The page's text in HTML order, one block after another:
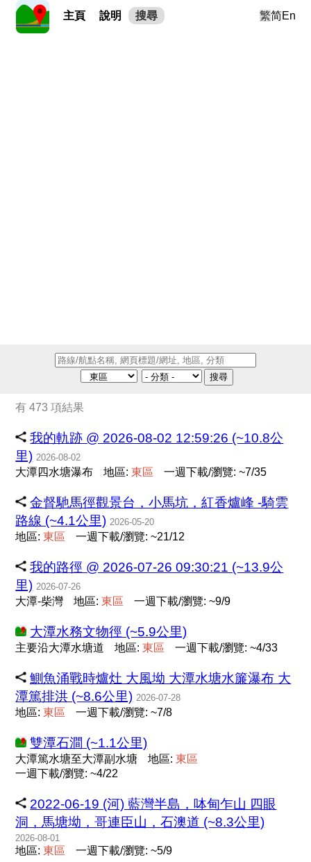
主頁 說明 搜尋 繁简En
搜尋
有 473 項結果
我的軌跡 @ 2026-08-02 12:59:26 (~10.8公
里) 2026-08-02
大潭四水塘瀑布 地區:東區 一週下載/瀏覽: ~7/35
金督馳馬徑觀景台，小馬坑，紅香爐峰 -騎雲
路線 (~4.1公里) 2026-05-20
地區:東區 一週下載/瀏覽: ~21/12
我的路徑 @ 2026-07-26 09:30:21 (~13.9公
里) 2026-07-26
大潭-柴灣 地區:東區 一週下載/瀏覽: ~9/9
大潭水務文物徑 (~5.9公里)
主要沿大潭水塘道 地區:東區 一週下載/瀏覽: ~4/33
鰂魚涌戰時爐灶 大風坳 大潭水塘水簾瀑布 大
潭篤排洪 (~8.6公里) 2026-07-28
地區:東區 一週下載/瀏覽: ~7/8
雙潭石澗 (~1.1公里)
大潭篤水塘至大潭副水塘 地區:東區
一週下載/瀏覽: ~4/22
2022-06-19 (河) 藍灣半島，呠甸乍山 四眼
洞，馬塘坳，哥連臣山，石澳道 (~8.3公里)
2026-08-01
地區:東區 一週下載/瀏覽: ~5/9